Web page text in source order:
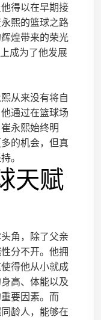
得以在早期接
熙的篮球之路
煌带来的荣光
成为了他发展
从来没有将自
通过在篮球场
永熙始终明
的机会，但真
。
天赋
角，除了父亲
分不开。他拥
得他从小就成
高、体能以及
要因素。而
龄人，能够在